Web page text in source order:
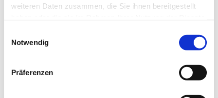
weiteren Daten zusammen, die Sie ihnen bereitgestellt
Notwendig
Präferenzen
Dies könnte Sie auch
interessieren